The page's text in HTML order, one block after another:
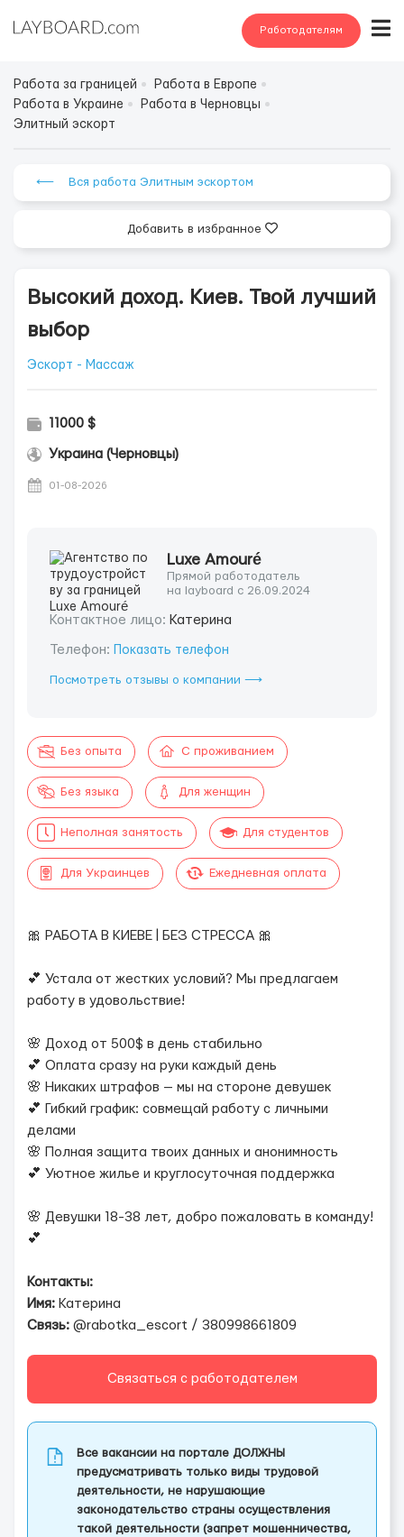
Работодателям
Работа за границей
Работа в Европе
Работа в Украине
Работа в Черновцы
Элитный эскорт
⟵ Вся работа Элитным эскортом
Добавить в избранное
Высокий доход. Киев. Твой лучший
выбор
Эскорт - Массаж
11000 $
Украина (Черновцы)
01-08-2026
Luxe Amouré
Прямой работодатель
на layboard с 26.09.2024
Контактное лицо: Катерина
Телефон: Показать телефон
Посмотреть отзывы о компании ⟶
Без опыта С проживанием
Без языка Для женщин
Неполная занятость Для студентов
Для Украинцев Ежедневная оплата
🎀 РАБОТА В КИЕВЕ | БЕЗ СТРЕССА 🎀
💕 Устала от жестких условий? Мы предлагаем
работу в удовольствие!
🌸 Доход от 500$ в день стабильно
💕 Оплата сразу на руки каждый день
🌸 Никаких штрафов — мы на стороне девушек
💕 Гибкий график: совмещай работу с личными
делами
🌸 Полная защита твоих данных и анонимность
💕 Уютное жилье и круглосуточная поддержка
🌸 Девушки 18-38 лет, добро пожаловать в команду!
💕
Контакты:
Имя: Катерина
Связь: @rabotka_escort / 380998661809
Связаться с работодателем
Все вакансии на портале ДОЛЖНЫ
предусматривать только виды трудовой
деятельности, не нарушающие
законодательство страны осуществления
такой деятельности (запрет мошенничества,